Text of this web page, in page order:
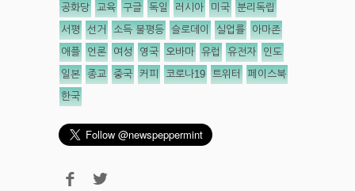
공화당 교육 구글 독일 러시아 미국 분리독립
서평 선거 소득 불평등 슬로데이 실업률 아마존
애플 언론 여성 영국 오바마 유럽 유전자 인도
일본 종교 중국 커피 코로나19 트위터 페이스북
한국